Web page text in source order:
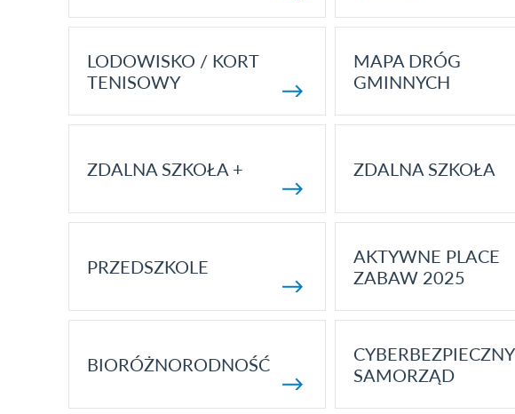
LODOWISKO / KORT
TENISOWY
MAPA DRÓG
GMINNYCH
ZDALNA SZKOŁA + ZDALNA SZKOŁA
PRZEDSZKOLE
AKTYWNE PLACE
ZABAW 2025
BIORÓŻNORODNOŚĆ
CYBERBEZPIECZNY
SAMORZĄD